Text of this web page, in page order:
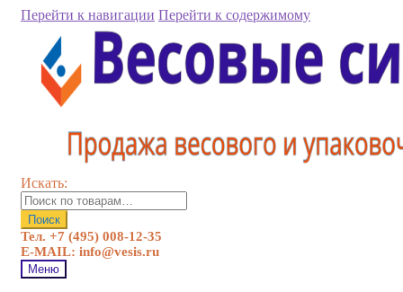
Перейти к навигации Перейти к содержимому
Искать:
Поиск
Тел. +7 (495) 008-12-35
E-MAIL: info@vesis.ru
Меню